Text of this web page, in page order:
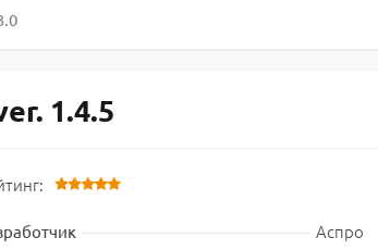
1.4.5
Аспро